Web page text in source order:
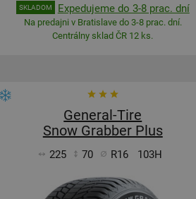
SKLADOM Expedujeme do 3-8 prac. dní
Na predajni v Bratislave do 3-8 prac. dní.
Centrálny sklad ČR 12 ks.
General-Tire
Snow Grabber Plus
225 70 R16 103H